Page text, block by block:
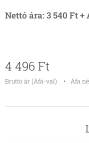
Nettó ára: 3 540 Ft
4 496 Ft
Bruttó ár (Áfá-val) Áfa